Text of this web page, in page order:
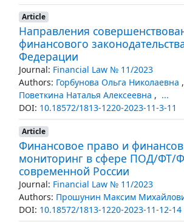
Article
Направления
финансового
Федерации
Journal: Financial Law № 11/2023
Authors: Горбунова Ольга Николаевна ,
Поветкина Наталья Алексеевна , ...
DOI: 10.18572/1813-1220-2023-11-3-11
Article
Финансовое право и
мониторинг в сфере ПОД/
современной России
Journal: Financial Law № 11/2023
Authors: Прошунин Максим
DOI: 10.18572/1813-1220-2023-11-12-14